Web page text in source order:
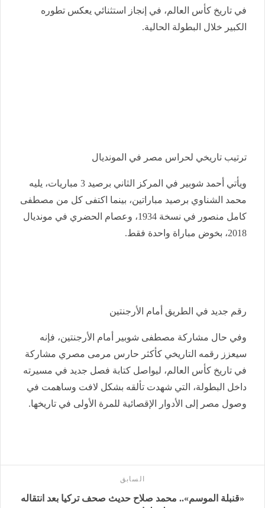
في تاريخ كأس العالم، في إنجاز استثنائي يعكس تطوره
الكبير خلال البطولة الحالية.
ترتيب تاريخي لحراس مصر في المونديال
ويأتي أحمد شوبير في المركز الثاني برصيد 3 مباريات، يليه
محمد الشناوي برصيد مباراتين، بينما اكتفى كل من مصطفى
كامل منصور في نسخة 1934، وعصام الحضري في مونديال
2018، بخوض مباراة واحدة فقط.
رقم جديد في الطريق أمام الأرجنتين
وفي حال مشاركة مصطفى شوبير أمام الأرجنتين، فإنه
سيعزز رقمه التاريخي كأكثر حارس مرمى مصري مشاركة
في تاريخ كأس العالم، ليواصل كتابة فصل جديد في مسيرته
داخل البطولة، التي شهدت تألقه بشكل لافت وساهمت في
وصول مصر إلى الأدوار الإقصائية للمرة الأولى في تاريخها.
السابق
«قنبلة الموسم».. محمد صلاح حديث صحف تركيا بعد انتقاله